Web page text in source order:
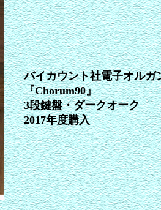
バイカウント社電子オルガ
『Chorum90』
3段鍵盤・ダークオーク
2017年度購入